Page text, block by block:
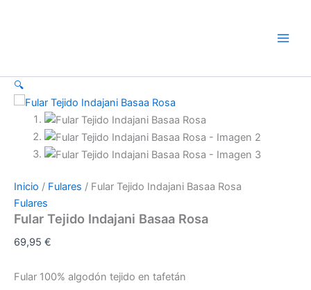
🔍
Inicio / Fulares / Fular Tejido Indajani Basaa Rosa
Fulares
Fular Tejido Indajani Basaa Rosa
69,95 €
Fular 100% algodón tejido en tafetán
cantidad